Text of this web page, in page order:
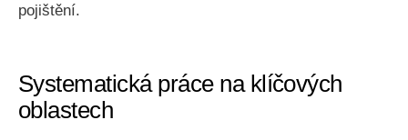
pojištění.
Systematická práce na klíčových
oblastech